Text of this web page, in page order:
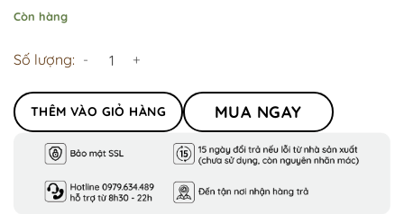
Còn hàng
Số lượng:
THÊM VÀO GIỎ HÀNG MUA NGAY